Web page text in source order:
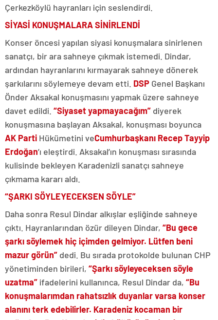
Çerkezköylü hayranları için seslendirdi.
SİYASİ KONUŞMALARA SİNİRLENDİ
Konser öncesi yapılan siyasi konuşmalara sinirlenen
sanatçı, bir ara sahneye çıkmak istemedi. Dindar,
ardından hayranlarını kırmayarak sahneye dönerek
şarkılarını söylemeye devam etti. DSP Genel Başkanı
Önder Aksakal konuşmasını yapmak üzere sahneye
davet edildi. “Siyaset yapmayacağım” diyerek
konuşmasına başlayan Aksakal, konuşması boyunca
AK Parti Hükümetini veCumhurbaşkanı Recep Tayyip
Erdoğan’ı eleştirdi. Aksakal’ın konuşması sırasında
kulisinde bekleyen Karadenizli sanatçı sahneye
çıkmama kararı aldı.
“ŞARKI SÖYLEYECEKSEN SÖYLE”
Daha sonra Resul Dindar alkışlar eşliğinde sahneye
çıktı. Hayranlarından özür dileyen Dindar, “Bu gece
şarkı söylemek hiç içimden gelmiyor. Lütfen beni
mazur görün” dedi. Bu sırada protokolde bulunan CHP
yönetiminden birileri, “Şarkı söyleyeceksen söyle
uzatma” ifadelerini kullanınca, Resul Dindar da, “Bu
konuşmalarımdan rahatsızlık duyanlar varsa konser
alanını terk edebilirler. Karadeniz kocaman bir